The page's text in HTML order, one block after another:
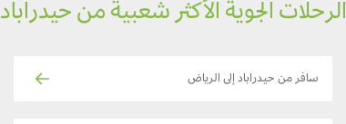
الرحلات الجوية الأكثر شعبية من حيدراباد
سافر من حيدراباد إلى الرياض